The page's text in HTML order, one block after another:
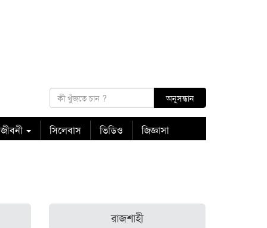
সিলেবাস ভিডিও জিজ্ঞাসা
রাজশাহী